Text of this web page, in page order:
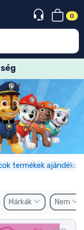
0
termékek ajándékok
Márkák Nem
Regisztráció